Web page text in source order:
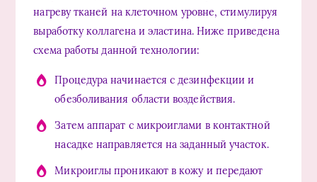
нагреву тканей на клеточном уровне, стимулируя
выработку коллагена и эластина. Ниже приведена
схема работы данной технологии:
Процедура начинается с дезинфекции и
обезболивания области воздействия.
Затем аппарат с микроиглами в контактной
насадке направляется на заданный участок.
Микроиглы проникают в кожу и передают